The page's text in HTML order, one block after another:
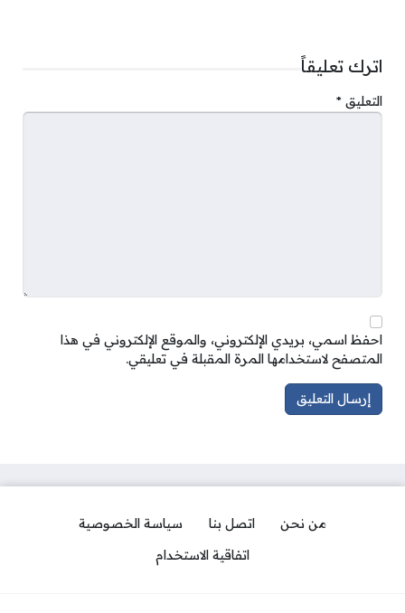
اترك تعليقاً
التعليق *
احفظ اسمي، بريدي الإلكتروني، والموقع الإلكتروني في هذا
المتصفح لاستخدامها المرة المقبلة في تعليقي.
من نحن اتصل بنا
سياسة الخصوصية
اتفاقية الاستخدام